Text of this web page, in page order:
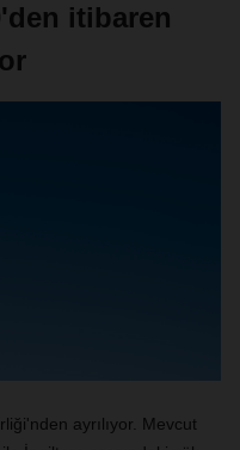
itibaren
ayrılıyor. Mevcut